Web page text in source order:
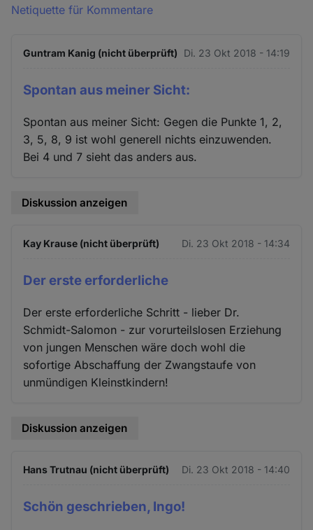
Netiquette für Kommentare
Guntram Kanig (nicht überprüft) Di. 23 Okt 2018 - 14:19
Spontan aus meiner Sicht:
Spontan aus meiner Sicht: Gegen die Punkte 1, 2,
3, 5, 8, 9 ist wohl generell nichts einzuwenden.
Bei 4 und 7 sieht das anders aus.
Diskussion anzeigen
Kay Krause (nicht überprüft) Di. 23 Okt 2018 - 14:34
Der erste erforderliche
Der erste erforderliche Schritt - lieber Dr.
Schmidt-Salomon - zur vorurteilslosen Erziehung
von jungen Menschen wäre doch wohl die
sofortige Abschaffung der Zwangstaufe von
unmündigen Kleinstkindern!
Diskussion anzeigen
Hans Trutnau (nicht überprüft) Di. 23 Okt 2018 - 14:40
Schön geschrieben, Ingo!